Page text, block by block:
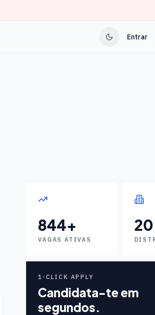
Entrar
844+
VAGAS ATIVAS
20
1-CLICK APPLY
Candidata-te em
segundos.